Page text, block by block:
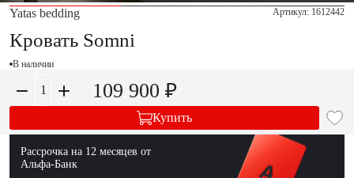
Yatas bedding Артикул: 1612442
Кровать Somni
В наличии
109 900 ₽
Купить
Рассрочка на 12 месяцев от
Альфа-Банк